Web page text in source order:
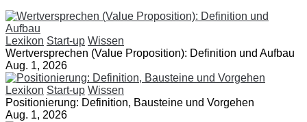
Lexikon Start-up Wissen
Wertversprechen (Value Proposition): Definition und Aufbau
Aug. 1, 2026
Lexikon Start-up Wissen
Positionierung: Definition, Bausteine und Vorgehen
Aug. 1, 2026